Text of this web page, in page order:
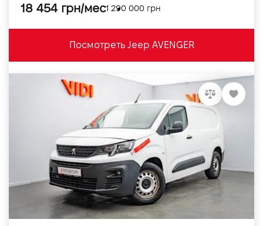
18 454 грн/мес1 290 000 грн
Посмотреть Jeep AVENGER